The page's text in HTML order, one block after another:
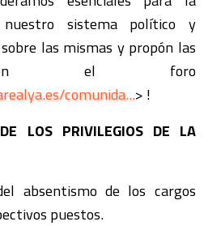
nuestro sistema político y
sobre las mismas y propón las
el foro
comunida...> !
LOS PRIVILEGIOS DE LA
absentismo de los cargos
puestos.